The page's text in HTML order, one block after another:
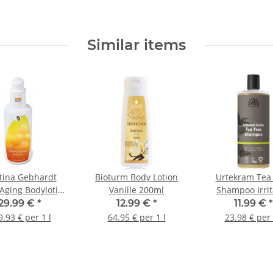
Similar items
Gebhardt
Bodylotion
150ml€ *
€ per 1 l
Bioturm Body Lotion
Vanille 200ml
12.99 € *
64.95 € per 1 l
Urtekram Tea
Shampoo
Scalp 500ml
11.99 € *
23.98 € per